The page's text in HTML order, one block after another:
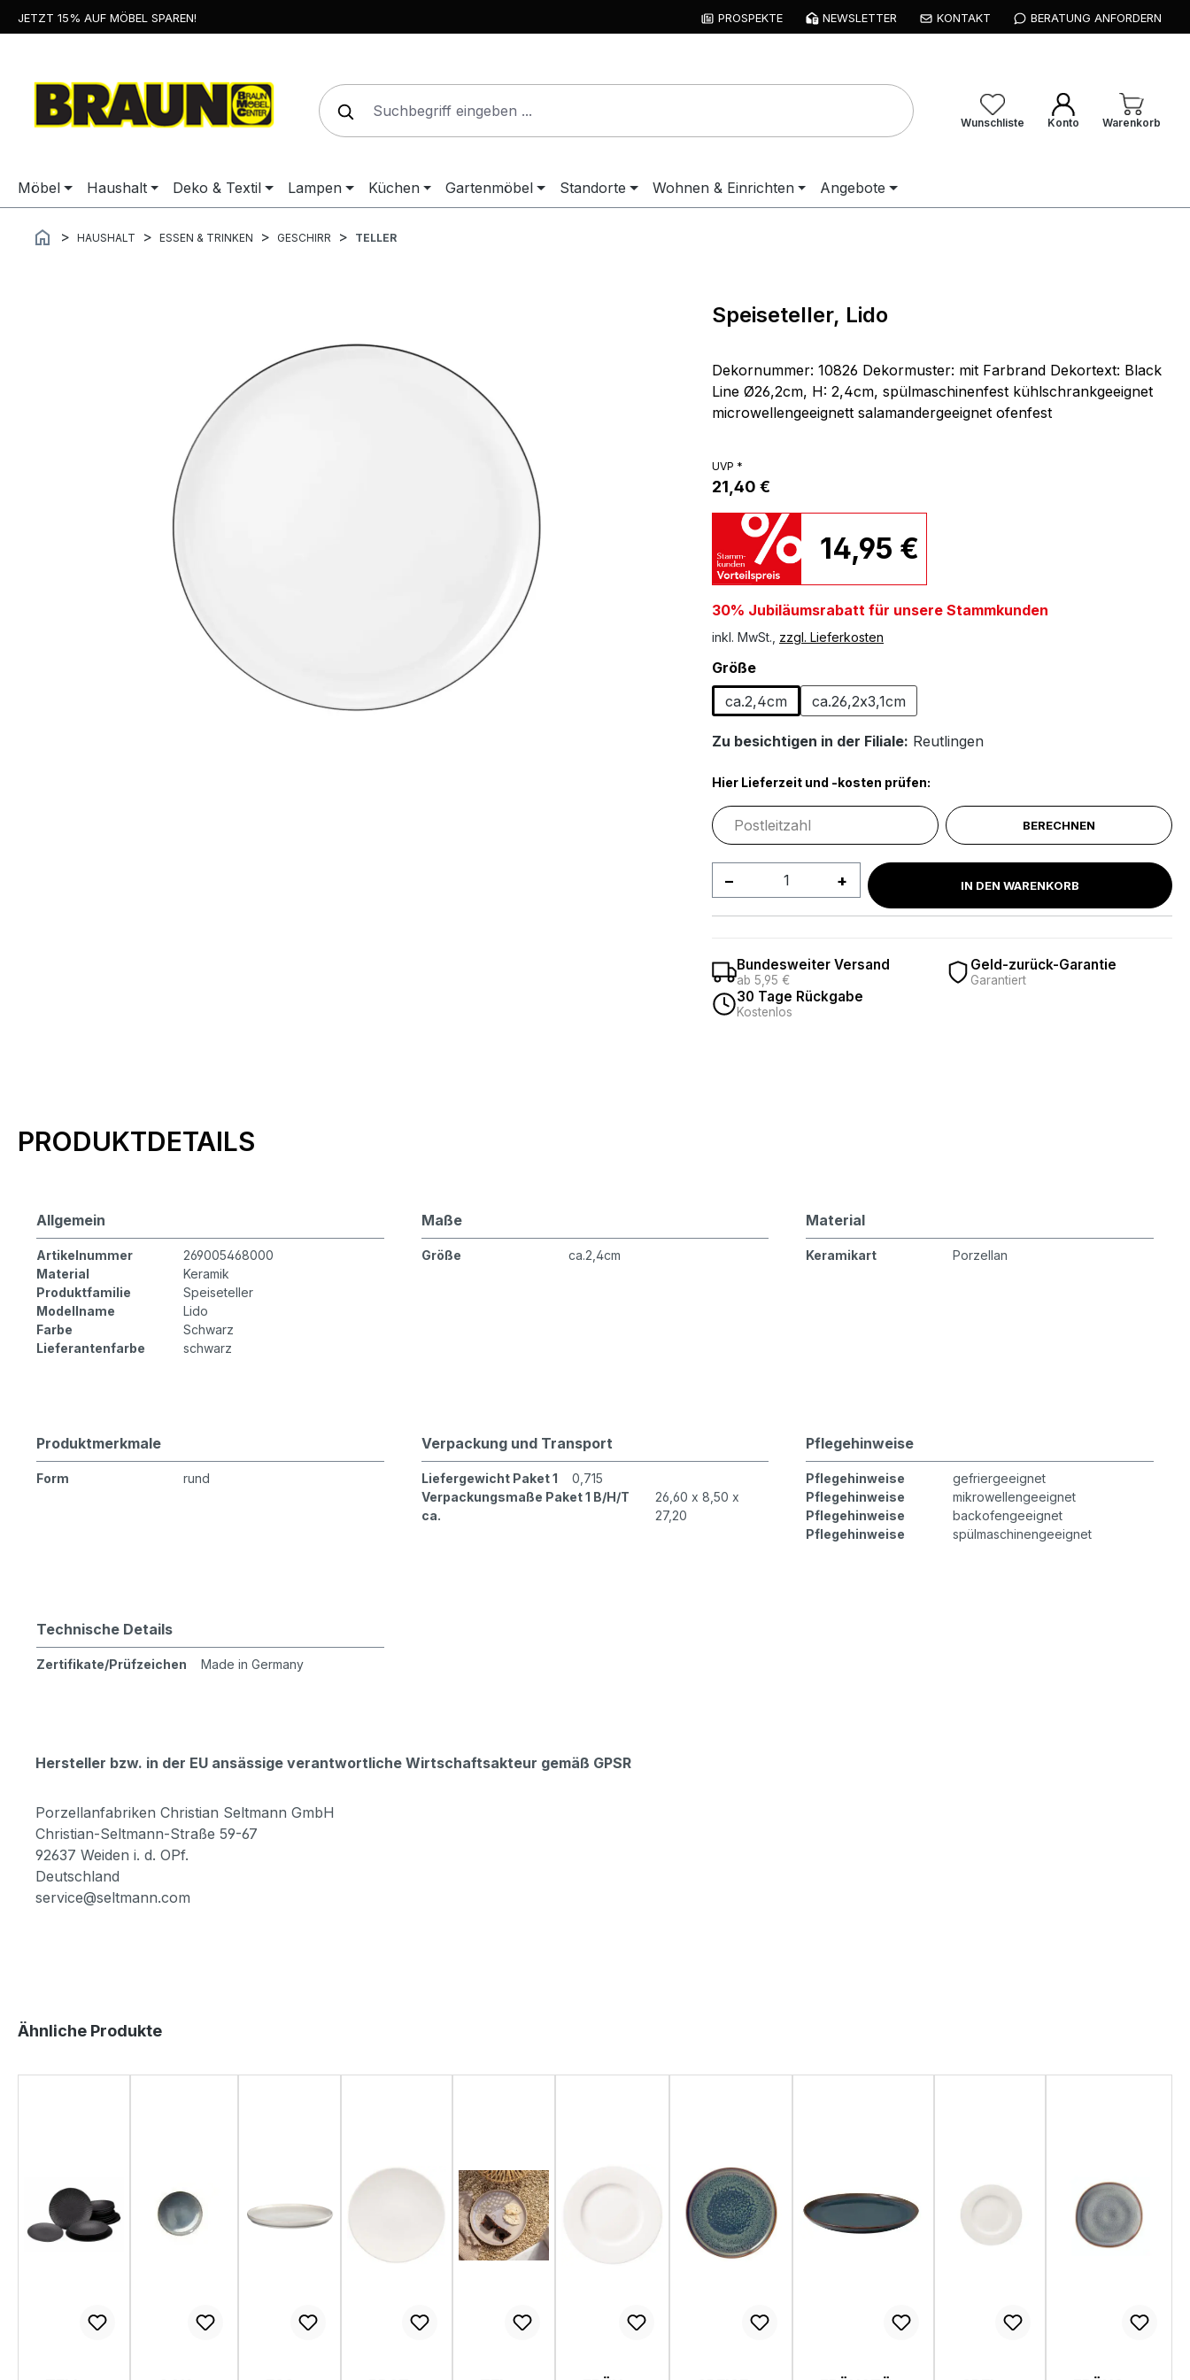
Zur Hauptnavigation springen
JETZT 15% AUF MÖBEL SPAREN! PROSPEKTE NEWSLETTER KONTAKT BERATUNG ANFORDERN
Wunschliste Konto Warenkorb
Möbel Haushalt Deko & Textil Lampen Küchen Gartenmöbel Standorte Wohnen & Einrichten Angebote
HAUSHALT ESSEN & TRINKEN GESCHIRR TELLER
Speiseteller, Lido
Dekornummer: 10826 Dekormuster: mit Farbrand Dekortext: Black
Line Ø26,2cm, H: 2,4cm, spülmaschinenfest kühlschrankgeeignet
microwellengeeignett salamandergeeignet ofenfest
UVP *
21,40 €
14,95 €
30% Jubiläumsrabatt für unsere Stammkunden
inkl. MwSt., zzgl. Lieferkosten
Größeauswählen
ca.2,4cm
ca.26,2x3,1cm
Zu besichtigen in der Filiale: Reutlingen
Hier Lieferzeit und -kosten prüfen:
BERECHNEN
Produkt Anzahl: Gib den gewünschten Wert
IN DEN WARENKORB
Bundesweiter Versand
ab 5,95 €
Geld-zurück-Garantie
Garantiert
30 Tage Rückgabe
Kostenlos
Produktinformationen
PRODUKTDETAILS
Allgemein
Artikelnummer
269005468000
Material
Keramik
Produktfamilie
Speiseteller
Modellname
Lido
Farbe
Schwarz
Lieferantenfarbe
schwarz
Maße
Größe ca.2,4cm
Material
Keramikart Porzellan
Produktmerkmale
Form rund
Verpackung und Transport
Liefergewicht Paket 1
0,715
Verpackungsmaße Paket 1 B/H/T
ca.
26,60 x 8,50 x
27,20
Pflegehinweise
Pflegehinweise
gefriergeeignet
Pflegehinweise
mikrowellengeeignet
Pflegehinweise
backofengeeignet
Pflegehinweise
spülmaschinengeeignet
Technische Details
Zertifikate/Prüfzeichen Made in Germany
Hersteller bzw. in der EU ansässige verantwortliche Wirtschaftsakteur gemäß GPSR
Porzellanfabriken Christian Seltmann GmbH
Christian-Seltmann-Straße 59-67
92637 Weiden i. d. OPf.
Deutschland
service@seltmann.com
Produktgalerie überspringen
Ähnliche Produkte